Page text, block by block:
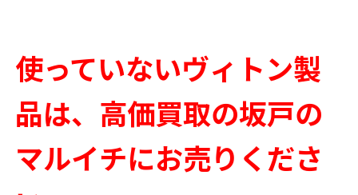
使っていないヴィトン製
品は、高価買取の坂戸の
マルイチにお売りくださ